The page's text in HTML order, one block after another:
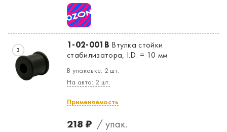
3 1-02-001B Втулка стойки
стабилизатора, I.D. = 10 мм
В упаковке: 2 шт.
На авто: 2 шт.
Применяемость
218 ₽ / упак.